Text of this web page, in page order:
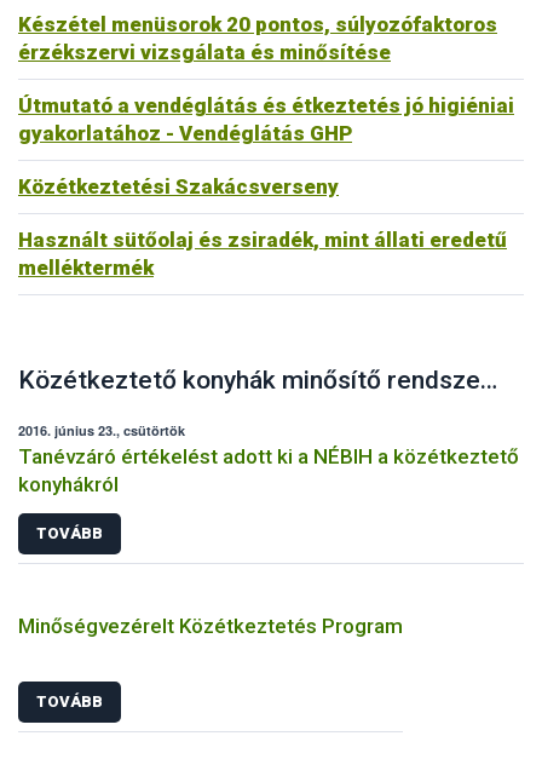
Készétel menüsorok 20 pontos, súlyozófaktoros
érzékszervi vizsgálata és minősítése
Útmutató a vendéglátás és étkeztetés jó higiéniai
gyakorlatához - Vendéglátás GHP
Közétkeztetési Szakácsverseny
Használt sütőolaj és zsiradék, mint állati eredetű
melléktermék
Közétkeztető konyhák minősítő rendszere
2016. június 23., csütörtök
Tanévzáró értékelést adott ki a NÉBIH a közétkeztető
konyhákról
TOVÁBB
Minőségvezérelt Közétkeztetés Program
TOVÁBB